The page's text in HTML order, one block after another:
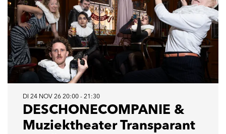
DESCHONECOMPANIE &
Muziektheater Transparant
DI 24 NOV 26 20:00 - 21:30